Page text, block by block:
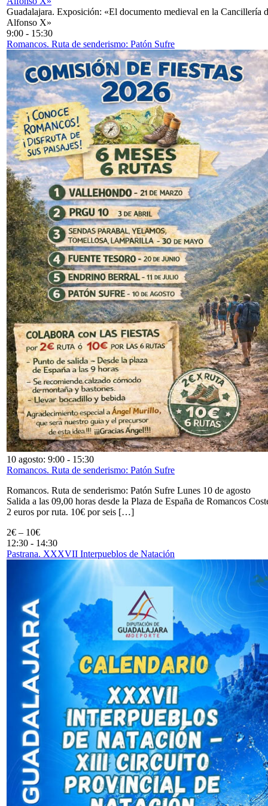
Guadalajara. Exposición: «El documento medieval en la Cancillería
Alfonso X»
9:00 - 15:30
Romancos. Ruta de senderismo: Patón Sufre
10 agosto: 9:00 - 15:30
Romancos. Ruta de senderismo: Patón Sufre
Romancos. Ruta de senderismo: Patón Sufre Lunes 10 de agosto
Salida a las 09,00 horas desde la Plaza de España de Romancos
2 euros por ruta. 10€ por seis […]
2€ – 10€
12:30 - 14:30
Pastrana. XXXVII Interpueblos de Natación